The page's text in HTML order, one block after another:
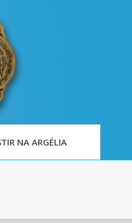
NA ARGÉLIA